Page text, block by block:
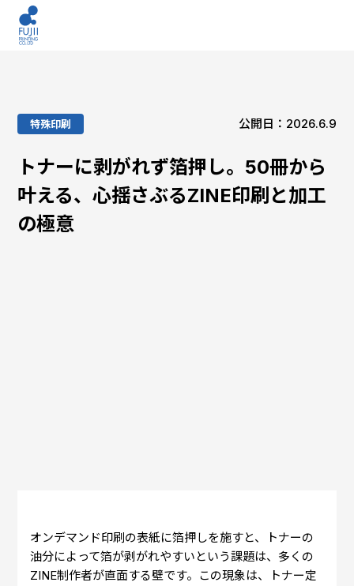
特殊印刷 公開日：2026.6.9
トナーに剥がれず箔押し。50冊から
叶える、心揺さぶるZINE印刷と加工
の極意
オンデマンド印刷の表紙に箔押しを施すと、トナーの
油分によって箔が剥がれやすいという課題は、多くの
ZINE制作者が直面する壁です。この現象は、トナー定